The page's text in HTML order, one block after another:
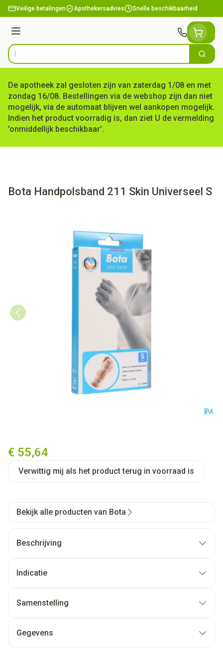
Ga naar de inhoud
Veilige betalingen Apothekersadvies Snelle beschikbaarheid
Menu
Product, merk, categorie... Zoek
De apotheek zal gesloten zijn van zaterdag 1/08 en met
zondag 16/08. Bestellingen via de webshop zijn dan niet
mogelijk, via de automaat blijven wel aankopen mogelijk.
Indien het product voorradig is, dan ziet U de vermelding
'onmiddellijk beschikbaar'.
Bota Handpolsband 211 Skin Universeel S
€ 55,64
Verwittig mij als het product terug in voorraad is
Bekijk alle producten van Bota
Beschrijving
Indicatie
Samenstelling
Gegevens